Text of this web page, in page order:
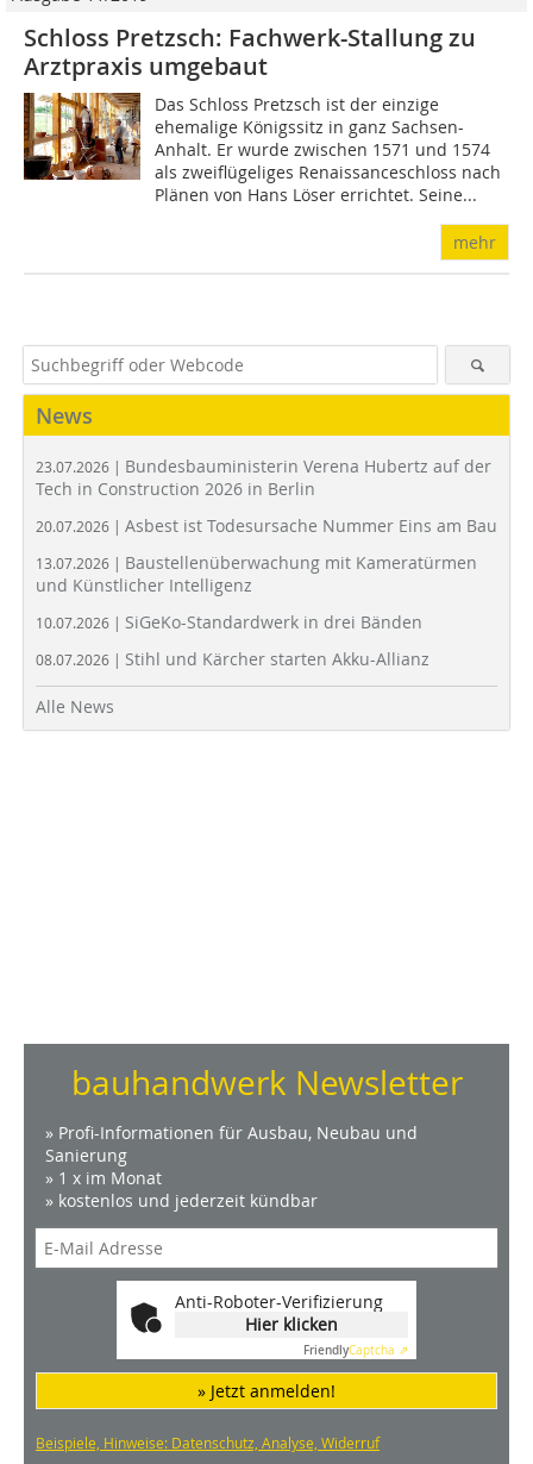
Schloss Pretzsch: Fachwerk-Stallung zu
Arztpraxis umgebaut
Das Schloss Pretzsch ist der einzige
ehemalige Königssitz in ganz Sachsen-
Anhalt. Er wurde zwischen 1571 und 1574
als zweiflügeliges Renaissanceschloss nach
Plänen von Hans Löser errichtet. Seine...
mehr
News
23.07.2026 | Bundesbauministerin Verena Hubertz auf der
Tech in Construction 2026 in Berlin
20.07.2026 | Asbest ist Todesursache Nummer Eins am Bau
13.07.2026 | Baustellenüberwachung mit Kameratürmen
und Künstlicher Intelligenz
10.07.2026 | SiGeKo-Standardwerk in drei Bänden
08.07.2026 | Stihl und Kärcher starten Akku-Allianz
Alle News
bauhandwerk Newsletter
» Profi-Informationen für Ausbau, Neubau und
Sanierung
» 1 x im Monat
» kostenlos und jederzeit kündbar
Anti-Roboter-Verifizierung
Hier klicken
FriendlyCaptcha ⇗
» Jetzt anmelden!
Beispiele, Hinweise: Datenschutz, Analyse, Widerruf